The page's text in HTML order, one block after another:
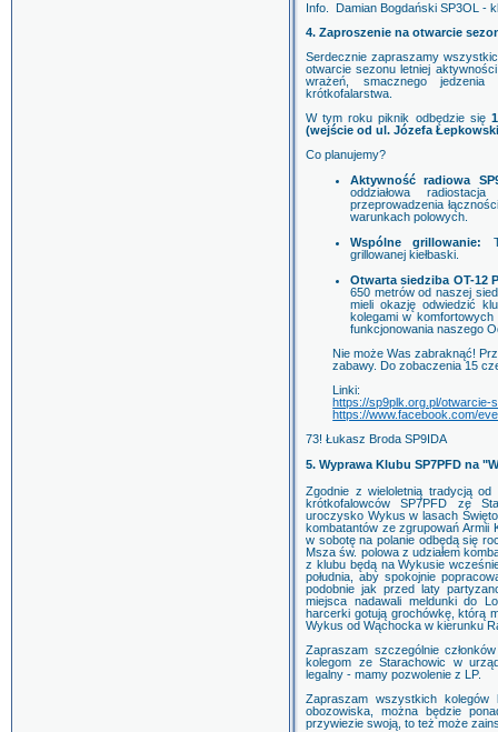
Info. Damian Bogdański SP3OL -
4. Zaproszenie na otwarcie
Serdecznie zapraszamy
otwarcie sezonu letniej
wrażeń, smacznego
krótkofalarstwa.
W tym roku piknik odbędzie się
(wejście od ul. Józefa
Co planujemy?
Aktywność radiowa
oddziałowa
przeprowadzenia
warunkach polowych.
Wspólne grillowanie:
grillowanej kiełbaski.
Otwarta siedziba OT-12
650 metrów od naszej
mieli okazję odwiedzić
kolegami w
funkcjonowania naszego
Nie może Was zabraknąć!
zabawy. Do zobaczenia 15
Linki:
https://sp9plk.org.pl/otwarcie-
https://www.facebook.com/
73! Łukasz Broda SP9IDA
5. Wyprawa Klubu SP7PFD na
Zgodnie z wieloletnią tradycją
krótkofalowców SP7PFD ze
uroczysko Wykus w lasach
kombatantów ze zgrupowań Armii
w sobotę na polanie odbędą się
Msza św. polowa z udziałem
z klubu będą na Wykusie
południa, aby spokojnie
podobnie jak przed laty
miejsca nadawali meldunki do
harcerki gotują grochówkę, którą
Wykus od Wąchocka w kierunku
Zapraszam szczególnie
kolegom ze Starachowic w
legalny - mamy pozwolenie z LP.
Zapraszam wszystkich kolegów
obozowiska, można będzie
przywiezie swoją, to też może